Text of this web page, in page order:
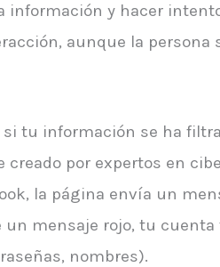
y hacer
aunque la persona
tu información se ha
creado por expertos en
la página envía un
un mensaje rojo, tu
nombres).